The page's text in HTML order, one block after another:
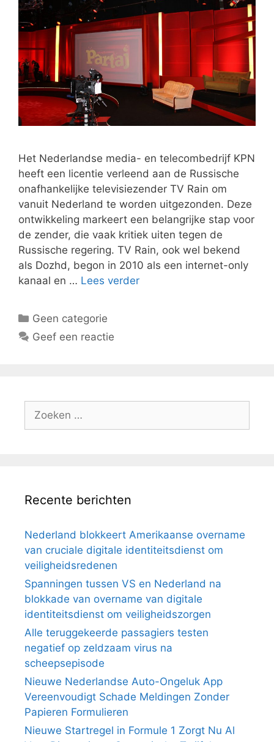
Het Nederlandse media- en telecombedrijf KPN
heeft een licentie verleend aan de Russische
onafhankelijke televisiezender TV Rain om
vanuit Nederland te worden uitgezonden. Deze
ontwikkeling markeert een belangrijke stap voor
de zender, die vaak kritiek uiten tegen de
Russische regering. TV Rain, ook wel bekend
als Dozhd, begon in 2010 als een internet-only
kanaal en … Lees verder
Categorieën
Geen categorie
Geef een reactie
Zoeken
Recente berichten
Nederland blokkeert Amerikaanse overname
van cruciale digitale identiteitsdienst om
veiligheidsredenen
Spanningen tussen VS en Nederland na
blokkade van overname van digitale
identiteitsdienst om veiligheidszorgen
Alle teruggekeerde passagiers testen
negatief op zeldzaam virus na
scheepsepisode
Nieuwe Nederlandse Auto-Ongeluk App
Vereenvoudigt Schade Meldingen Zonder
Papieren Formulieren
Nieuwe Startregel in Formule 1 Zorgt Nu Al